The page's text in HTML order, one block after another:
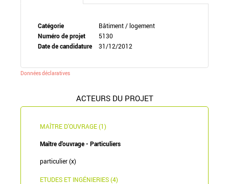
Catégorie
Bâtiment / logement
Numéro de projet
5130
Date de candidature
31/12/2012
Données déclaratives
ACTEURS DU PROJET
MAÎTRE D'OUVRAGE (1)
Maître d'ouvrage - Particuliers
particulier (x)
ETUDES ET INGÉNIERIES (4)